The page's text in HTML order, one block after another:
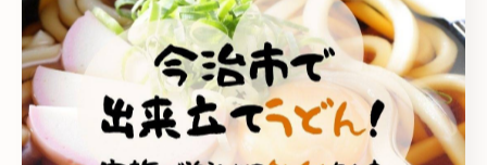
ンチの最大の魅力です。
初心者の方には、日替わり定食や季節限定セットメニュ
ーがおすすめです。経験豊富な方やグルメ志向の方は、
郷土料理や創作メニューにチャレンジすると、より深い
食文化体験ができます。